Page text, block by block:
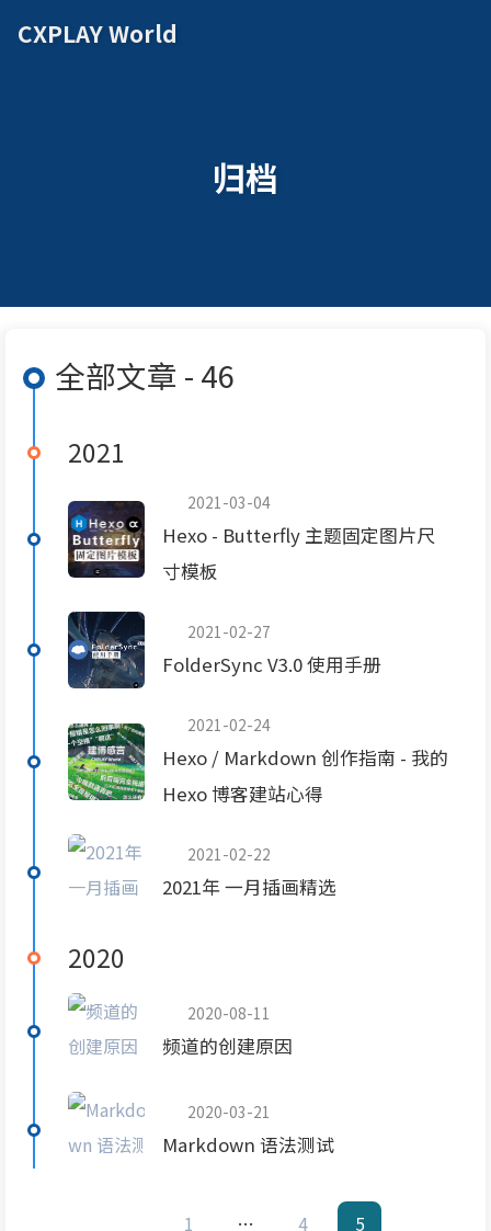
CXPLAY World
归档
全部文章 - 46
2021
2021-03-04
Hexo - Butterfly 主题固定图片尺
寸模板
2021-02-27
FolderSync V3.0 使用手册
2021-02-24
Hexo / Markdown 创作指南 - 我的
Hexo 博客建站心得
2021-02-22
2021年 一月插画精选
2020
2020-08-11
频道的创建原因
2020-03-21
Markdown 语法测试
1 … 4 5